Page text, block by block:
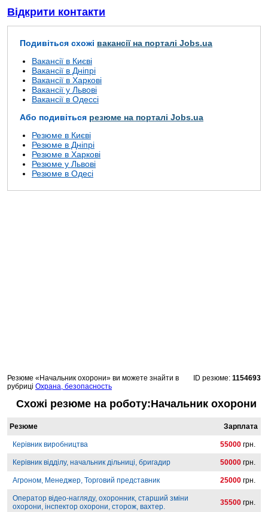
Відкрити контакти
Подивіться схожі вакансії на порталі Jobs.ua
Вакансії в Києві
Вакансії в Дніпрі
Вакансії в Харкові
Вакансії у Львові
Вакансії в Одессі
Або подивіться резюме на порталі Jobs.ua
Резюме в Києві
Резюме в Дніпрі
Резюме в Харкові
Резюме у Львові
Резюме в Одесі
Резюме «Начальник охорони» ви можете знайти в
рубриці Охрана, безопасность
ID резюме: 1154693
Схожі резюме на роботу:Начальник охорони
Резюме Зарплата
Керівник виробництва 55000 грн.
Керівник відділу, начальник дільниці, бригадир 50000 грн.
Агроном, Менеджер, Торговий представник 25000 грн.
Оператор відео-нагляду, охоронник, старший зміни
охорони, інспектор охорони, сторож, вахтер.
35500 грн.